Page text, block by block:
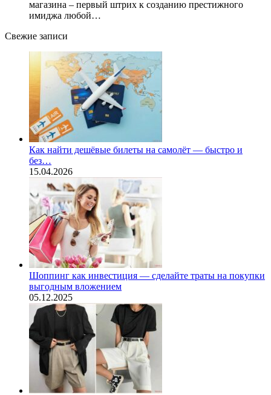
магазина – первый штрих к созданию престижного
имиджа любой…
Свежие записи
Как найти дешёвые билеты на самолёт — быстро и
без…
15.04.2026
Шоппинг как инвестиция — сделайте траты на покупки
выгодным вложением
05.12.2025